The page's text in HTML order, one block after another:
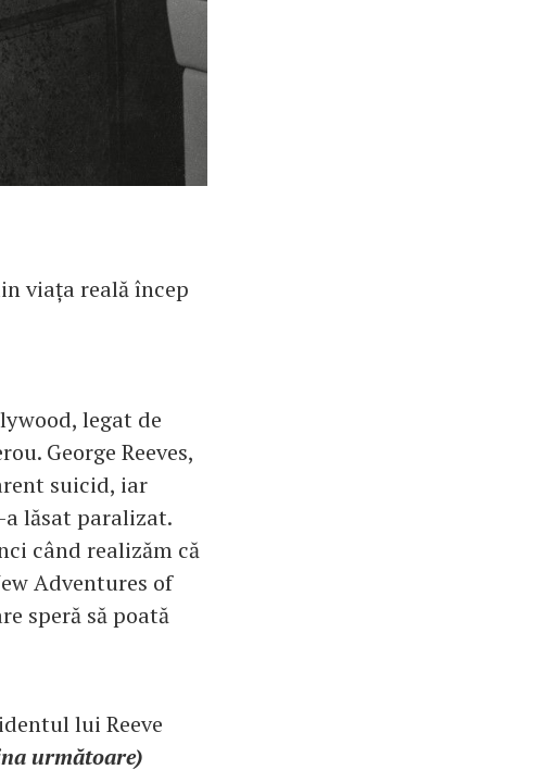
viața reală încep
legat de
George Reeves,
suicid, iar
a lăsat paralizat.
când realizăm că
Adventures of
speră să poată
lui Reeve
următoare)